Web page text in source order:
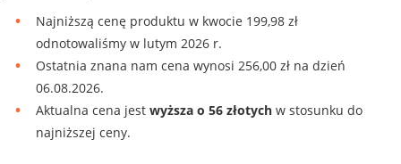
Najniższą cenę produktu w kwocie 199,98 zł
odnotowaliśmy w lutym 2026 r.
Ostatnia znana nam cena wynosi 256,00 zł na dzień
06.08.2026.
Aktualna cena jest wyższa o 56 złotych w stosunku do
najniższej ceny.